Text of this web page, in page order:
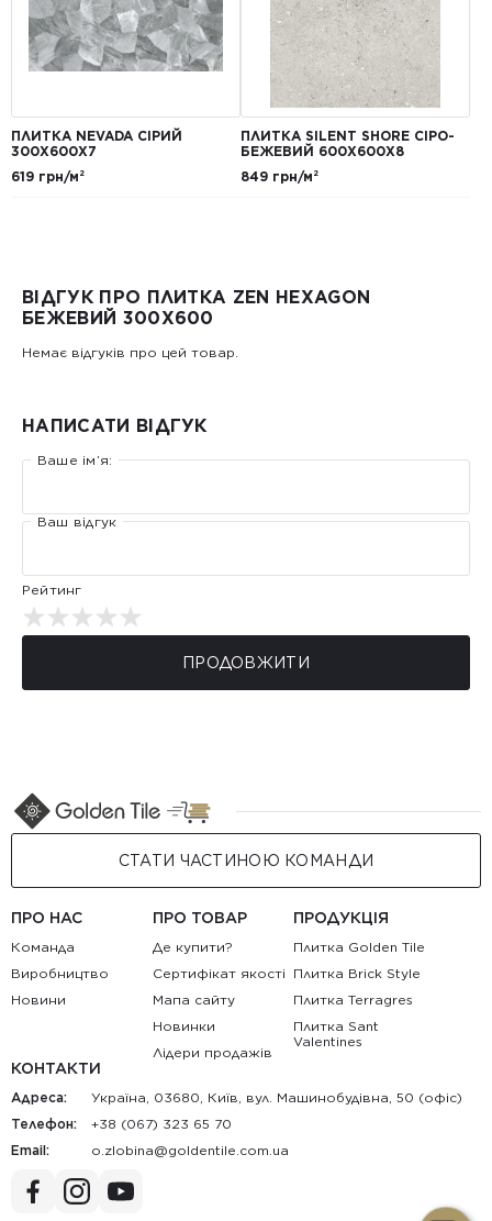
ПЛИТКА NEVADA СІРИЙ
300Х600Х7
619 грн/м²
ПЛИТКА SILENT SHORE СІРО-
БЕЖЕВИЙ 600Х600Х8
849 грн/м²
ВІДГУК ПРО ПЛИТКА ZEN HEXAGON
БЕЖЕВИЙ 300Х600
Немає відгуків про цей товар.
НАПИСАТИ ВІДГУК
Ваше ім’я:
Ваш відгук
Рейтинг
ПРОДОВЖИТИ
СТАТИ ЧАСТИНОЮ КОМАНДИ
ПРО НАС
Команда
Виробництво
Новини
ПРО ТОВАР
Де купити?
Сертифікат якості
Мапа сайту
Новинки
Лідери продажів
ПРОДУКЦІЯ
Плитка Golden Tile
Плитка Brick Style
Плитка Terragres
Плитка Sant
Valentines
КОНТАКТИ
Адреса:
Україна, 03680, Київ, вул. Машинобудівна, 50 (офіс)
Телефон:
+38 (067) 323 65 70
Email:
au.moc.elitnedlog@anibolz.o